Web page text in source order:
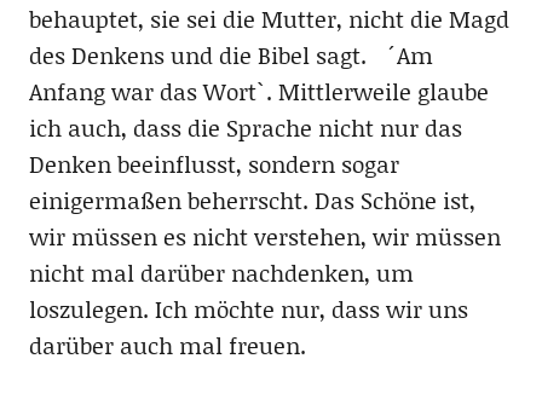
behauptet, sie sei die Mutter, nicht die Magd
des Denkens und die Bibel sagt. ´Am
Anfang war das Wort`. Mittlerweile glaube
ich auch, dass die Sprache nicht nur das
Denken beeinflusst, sondern sogar
einigermaßen beherrscht. Das Schöne ist,
wir müssen es nicht verstehen, wir müssen
nicht mal darüber nachdenken, um
loszulegen. Ich möchte nur, dass wir uns
darüber auch mal freuen.